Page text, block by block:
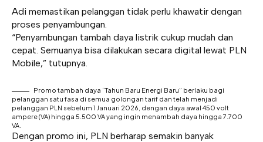
Adi memastikan pelanggan tidak perlu khawatir dengan
proses penyambungan.
“Penyambungan tambah daya listrik cukup mudah dan
cepat. Semuanya bisa dilakukan secara digital lewat PLN
Mobile,” tutupnya.
Promo tambah daya “Tahun Baru Energi Baru” berlaku bagi
pelanggan satu fasa di semua golongan tarif dan telah menjadi
pelanggan PLN sebelum 1 Januari 2026, dengan daya awal 450 volt
ampere (VA) hingga 5.500 VA yang ingin menambah daya hingga 7.700
VA.
Dengan promo ini, PLN berharap semakin banyak